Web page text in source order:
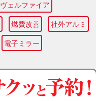
ヴェルファイア
燃費改善 社外アルミ
電子ミラー